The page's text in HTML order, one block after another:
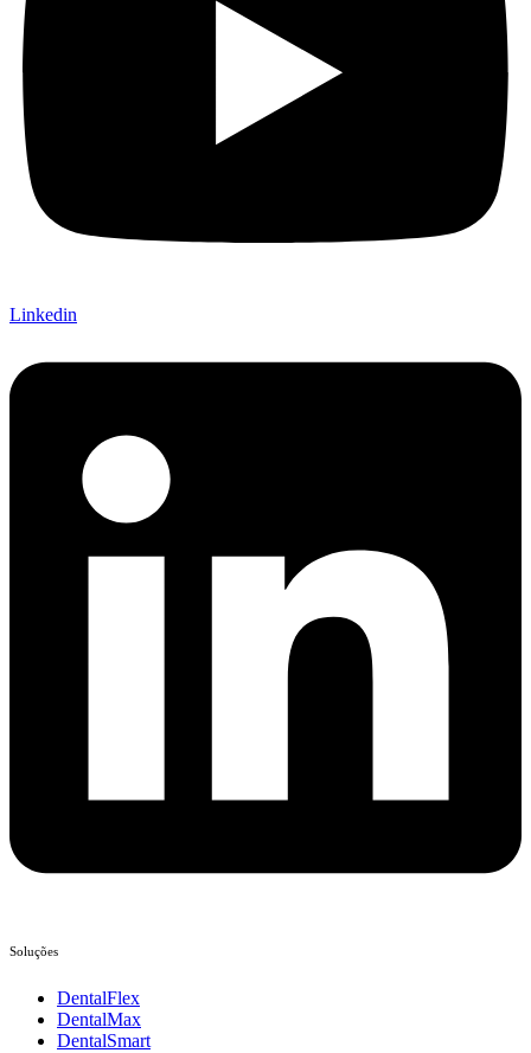
Linkedin
Soluções
DentalFlex
DentalMax
DentalSmart